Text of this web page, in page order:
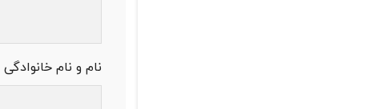
نام و نام خانوادگی